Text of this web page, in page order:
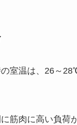
室温は、 26～
筋肉に高い負荷